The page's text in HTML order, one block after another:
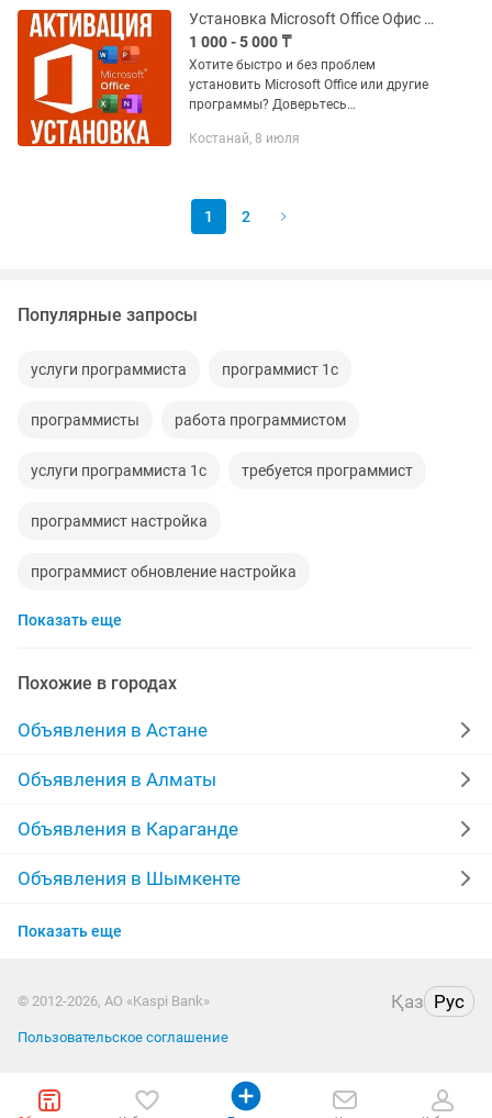
Установка Microsoft Office Офис Word Ворд Excel Эксель Активация офиса
1 000 - 5 000 ₸
Хотите быстро и без проблем
установить Microsoft Office или другие
программы? Доверьтесь
💻 📌 Предлагаю: ✔️ Microsoft Office
Костанай, 8 июля
1 2
Популярные запросы
услуги программиста программист 1с
программисты работа программистом
услуги программиста 1с требуется программист
программист настройка
программист обновление настройка
программист установка настройка
программист настройка установка
программист установка обновление
программист караганда
техник-программист программиста дорого
Показать еще
Похожие в городах
Объявления в Астане
Объявления в Алматы
Объявления в Караганде
Объявления в Шымкенте
Объявления в Усть-Каменогорске
Объявления в Таразе
Объявления в Павлодаре
Показать еще
© 2012-2026, АО «Kaspi Bank» Қаз Рус
Пользовательское соглашение